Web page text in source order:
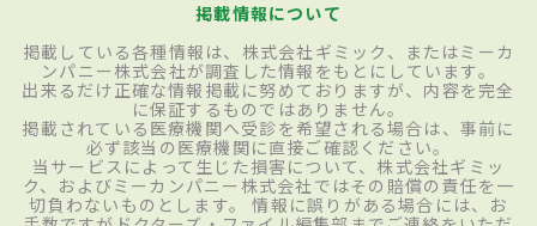
掲載情報について
掲載している各種情報は、株式会社ギミック、またはミーカ
ンパニー株式会社が調査した情報をもとにしています。
出来るだけ正確な情報掲載に努めておりますが、内容を完全
に保証するものではありません。
掲載されている医療機関へ受診を希望される場合は、事前に
必ず該当の医療機関に直接ご確認ください。
当サービスによって生じた損害について、株式会社ギミッ
ク、およびミーカンパニー株式会社ではその賠償の責任を一
切負わないものとします。 情報に誤りがある場合には、お